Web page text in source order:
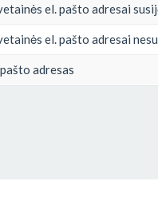
el. pašto adresai
el. pašto adresai
adresas